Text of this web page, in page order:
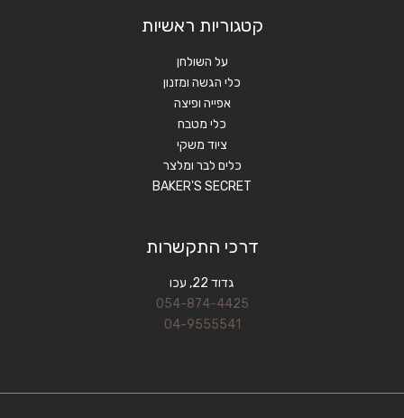
קטגוריות ראשיות
על השולחן
כלי הגשה ומזנון
אפייה ופיצה
כלי מטבח
ציוד משקי
כלים לבר ומלצר
BAKER'S SECRET
דרכי התקשרות
גדוד 22, עכו
054-874-4425
04-9555541